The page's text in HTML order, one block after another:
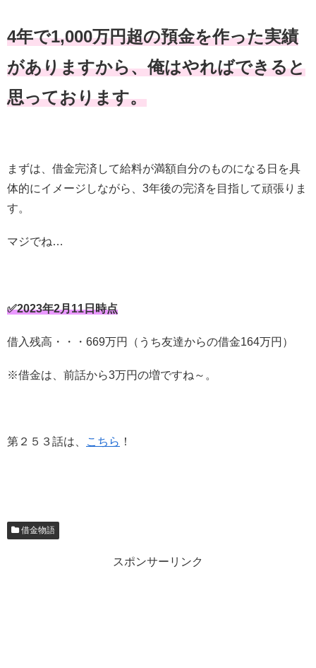
4年で1,000万円超の預金を作った実績
がありますから、俺はやればできると
思っております。
まずは、借金完済して給料が満額自分のものになる日を具
体的にイメージしながら、3年後の完済を目指して頑張りま
す。
マジでね…
✅2023年2月11日時点
借入残高・・・669万円（うち友達からの借金164万円）
※借金は、前話から3万円の増ですね～。
第２５３話は、 こちら ！
借金物語
スポンサーリンク